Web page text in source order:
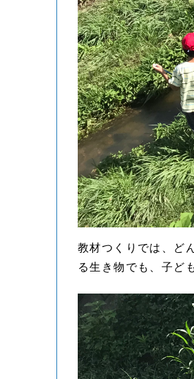
教材つくりでは、ど
る生き物でも、子ど